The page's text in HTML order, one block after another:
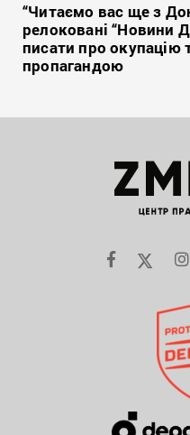
“Читаємо вас ще з
релоковані “Новини
писати про окупацію
пропагандою